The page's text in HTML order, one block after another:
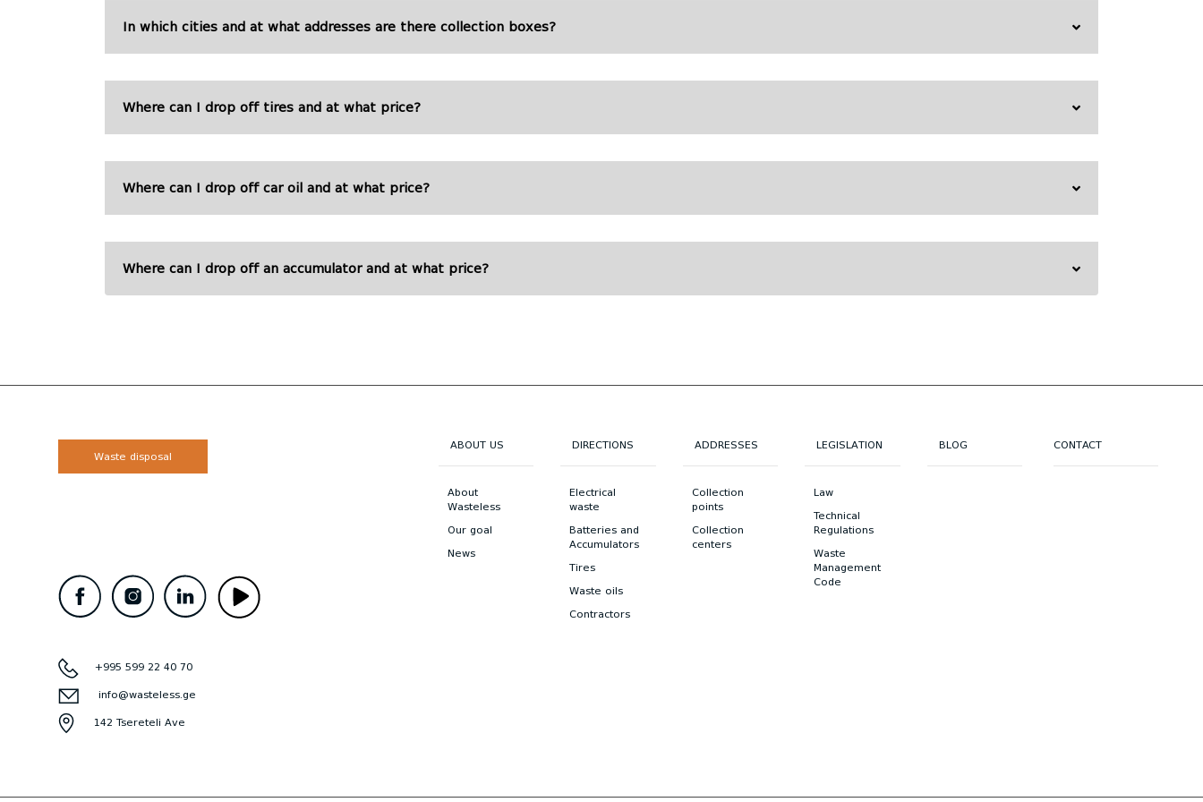
In which cities and at what addresses are there collection boxes?
Where can I drop off tires and at what price?
Where can I drop off car oil and at what price?
Where can I drop off an accumulator and at what price?
Waste disposal
+995 599 22 40 70
info@wasteless.ge
142 Tsereteli Ave
ABOUT US
About
Wasteless
Our goal
News
DIRECTIONS
Electrical
waste
Batteries and
Accumulators
Tires
Waste oils
Contractors
ADDRESSES
Collection
points
Collection
centers
LEGISLATION
Law
Technical
Regulations
Waste
Management
Code
BLOG CONTACT